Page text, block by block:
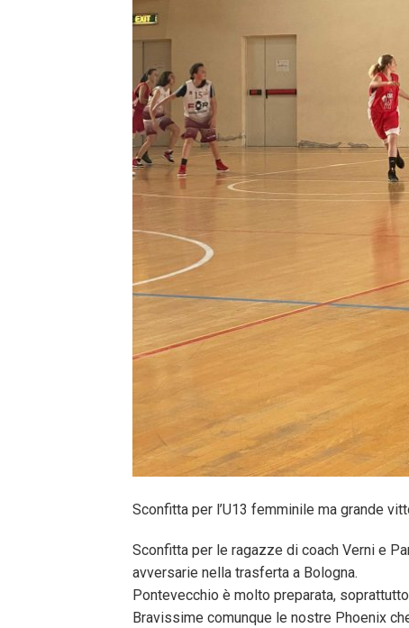
Sconfitta per l’U13 femminile ma grande
Sconfitta per le ragazze di coach Verni e
avversarie nella trasferta a Bologna.
Pontevecchio è molto preparata,
Bravissime comunque le nostre Phoenix